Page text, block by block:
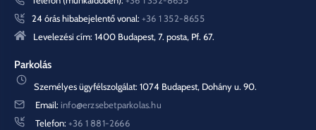
24 órás hibabejelentő vonal: +36 1 352-8655
Levelezési cím: 1400 Budapest, 7. posta, Pf. 67.
Parkolás
Személyes ügyfélszolgálat: 1074 Budapest, Dohány u. 90.
Email: info@erzsebetparkolas.hu
Telefon: +36 1 881-2666